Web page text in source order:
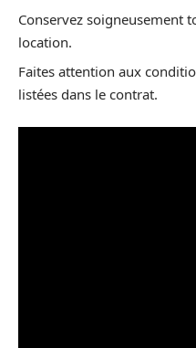
Conservez soigneusement
location.
Faites attention aux
listées dans le contrat.